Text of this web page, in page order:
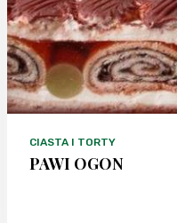
CIASTA I TORTY
PAWI OGON